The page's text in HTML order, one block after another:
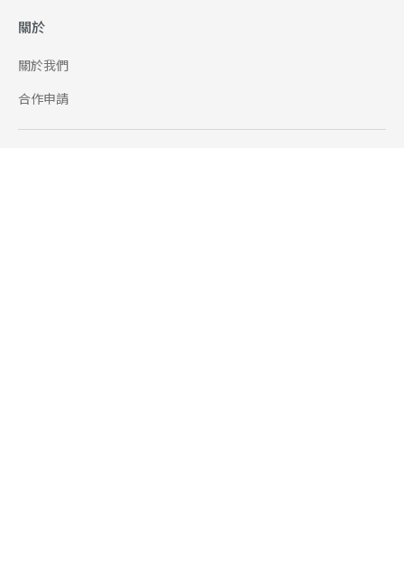
關於
關於我們
合作申請